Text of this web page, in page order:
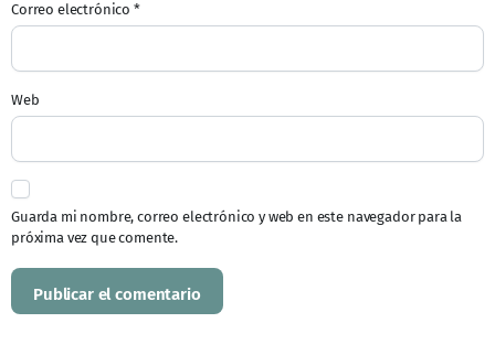
Correo electrónico *
Web
Guarda mi nombre, correo electrónico y web en este navegador para la
próxima vez que comente.